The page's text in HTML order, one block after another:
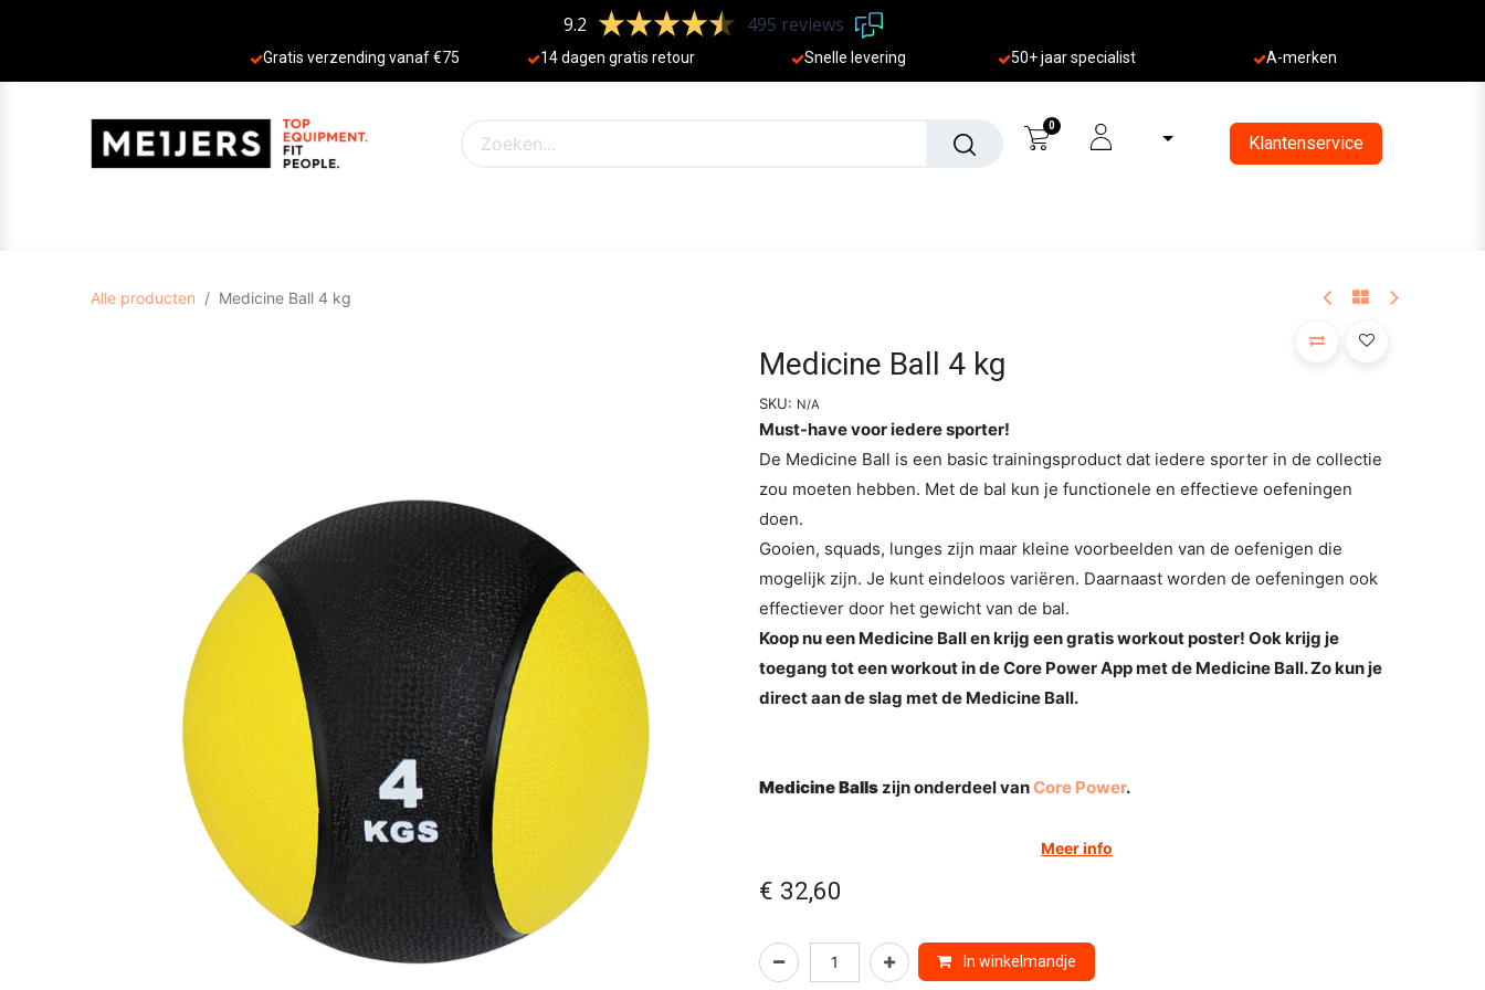
9.2 495 reviews
Gratis verzending vanaf €75 14 dagen gratis retour Sne lle levering 50+ jaar specialist A-merken
0
Klantenservice
Alle producten Medicine Ball 4 kg
Medicine Ball 4 kg
SKU: N/A
Must-have voor iedere sporter!
De Medicine Ball is een basic trainingsproduct dat iedere sporter in de collectie
zou moeten hebben. Met de bal kun je functionele en effectieve oefeningen
doen.
Gooien, squads, lunges zijn maar kleine voorbeelden van de oefenigen die
mogelijk zijn. Je kunt eindeloos variëren. Daarnaast worden de oefeningen ook
effectiever door het gewicht van de bal.
Koop nu een Medicine Ball en krijg een gratis workout poster! Ook krijg je
toegang tot een workout in de Core Power App met de Medicine Ball. Zo kun je
direct aan de slag met de Medicine Ball.
Medicine Balls zijn onderdeel vanCore Power.
Meer info
€ 32,60
In winkelmandje